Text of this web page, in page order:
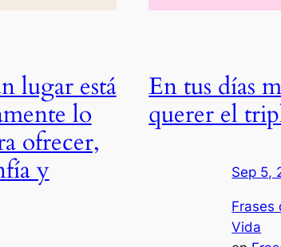
lugar está
lo
ofrecer,
y
En tus días
querer el
Sep 5,
Frases
Vida